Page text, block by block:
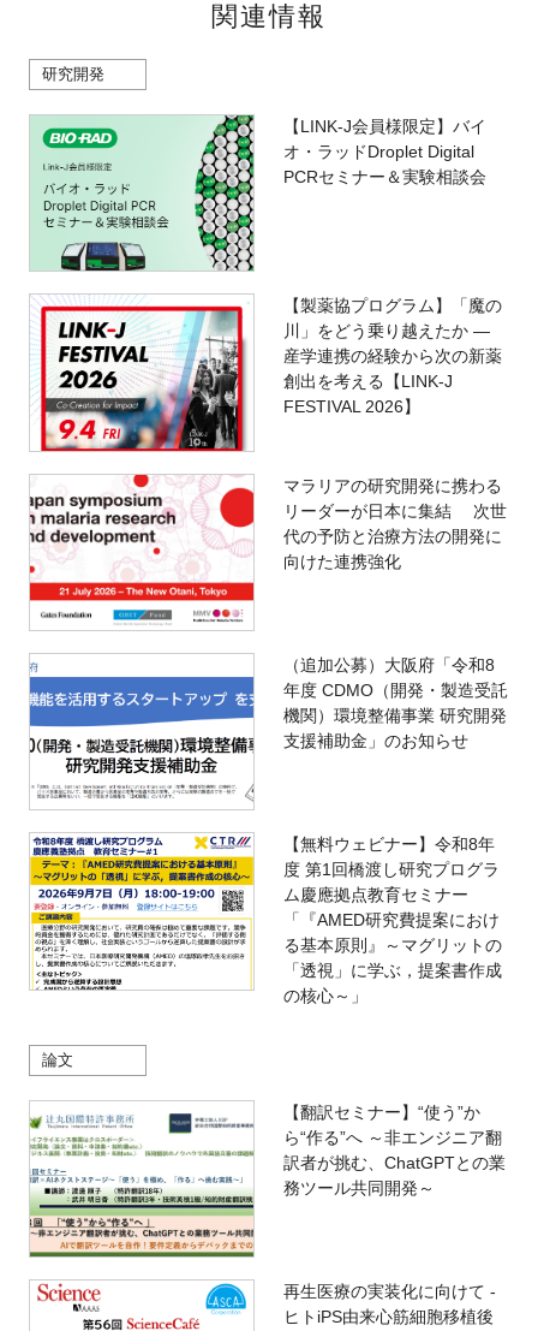
関連情報
研究開発
【LINK-J会員様限定】バイ
オ・ラッドDroplet Digital
PCRセミナー＆実験相談会
【製薬協プログラム】「魔の
川」をどう乗り越えたか ―
産学連携の経験から次の新薬
創出を考える【LINK-J
FESTIVAL 2026】
マラリアの研究開発に携わる
リーダーが日本に集結 次世
代の予防と治療方法の開発に
向けた連携強化
（追加公募）大阪府「令和8
年度 CDMO（開発・製造受託
機関）環境整備事業 研究開発
支援補助金」のお知らせ
【無料ウェビナー】令和8年
度 第1回橋渡し研究プログラ
ム慶應拠点教育セミナー
「『AMED研究費提案におけ
る基本原則』～マグリットの
「透視」に学ぶ，提案書作成
の核心～」
論文
【翻訳セミナー】“使う”か
ら“作る”へ ～非エンジニア翻
訳者が挑む、ChatGPTとの業
務ツール共同開発～
再生医療の実装化に向けて -
ヒトiPS由来心筋細胞移植後